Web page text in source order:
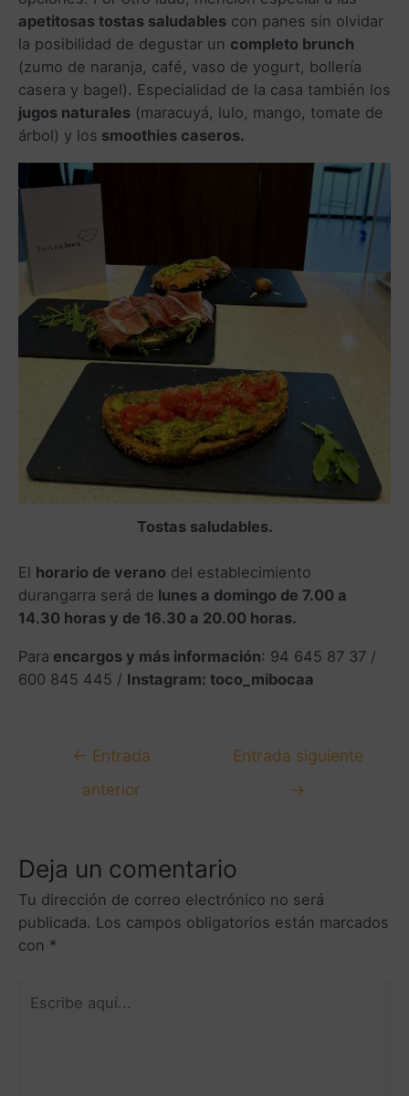
apetitosas tostas saludables con panes sin olvidar
la posibilidad de degustar un completo brunch
(zumo de naranja, café, vaso de yogurt, bollería
casera y bagel). Especialidad de la casa también los
jugos naturales (maracuyá, lulo, mango, tomate de
árbol) y los smoothies caseros.
Tostas saludables.
El horario de verano del establecimiento
durangarra será de lunes a domingo de 7.00 a
14.30 horas y de 16.30 a 20.00 horas.
Para encargos y más información: 94 645 87 37 /
600 845 445 / Instagram: toco_mibocaa
← Entrada
anterior
Entrada siguiente
→
Deja un comentario
Tu dirección de correo electrónico no será
publicada. Los campos obligatorios están marcados
con *